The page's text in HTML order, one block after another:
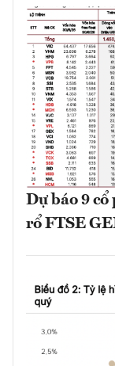
Dự báo 9
rổ FTSE